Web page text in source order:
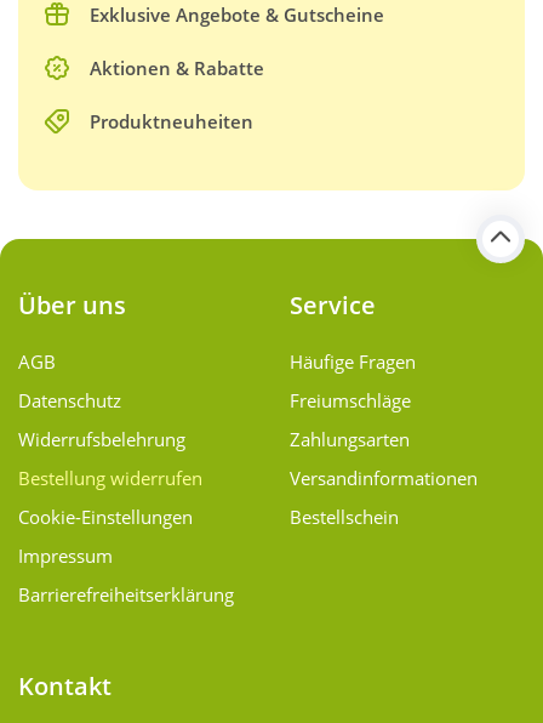
Exklusive Angebote & Gutscheine
Aktionen & Rabatte
Produktneuheiten
Über uns
AGB
Datenschutz
Widerrufsbelehrung
Bestellung widerrufen
Cookie-Einstellungen
Impressum
Barrierefreiheitserklärung
Service
Häufige Fragen
Freiumschläge
Zahlungsarten
Versand­informationen
Bestellschein
Kontakt